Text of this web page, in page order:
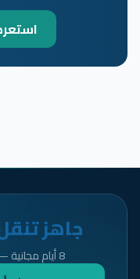
جاهز
8 أيام مجانية — لا بطاقة ائتمانية — لا التزامات